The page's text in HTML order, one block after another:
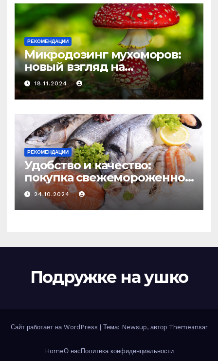
РЕКОМЕНДАЦИИ
Микродозинг мухоморов:
новый взгляд на
психоделику
18.11.2024
РЕКОМЕНДАЦИИ
Удобство и качество:
покупка свежемороженной
рыбы онлайн
24.10.2024
Подружке на ушко
Сайт работает на WordPress Тема: Newsup, автор Themeansar
HomeО насПолитика конфиденциальности